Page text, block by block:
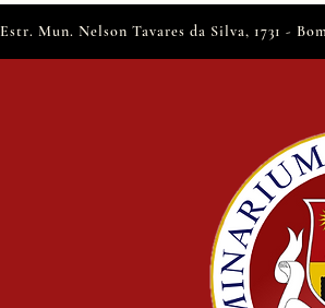
Estr. Mun. Nelson Tavares da Silva, 1731 -